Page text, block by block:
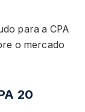
para a CPA
o mercado
20